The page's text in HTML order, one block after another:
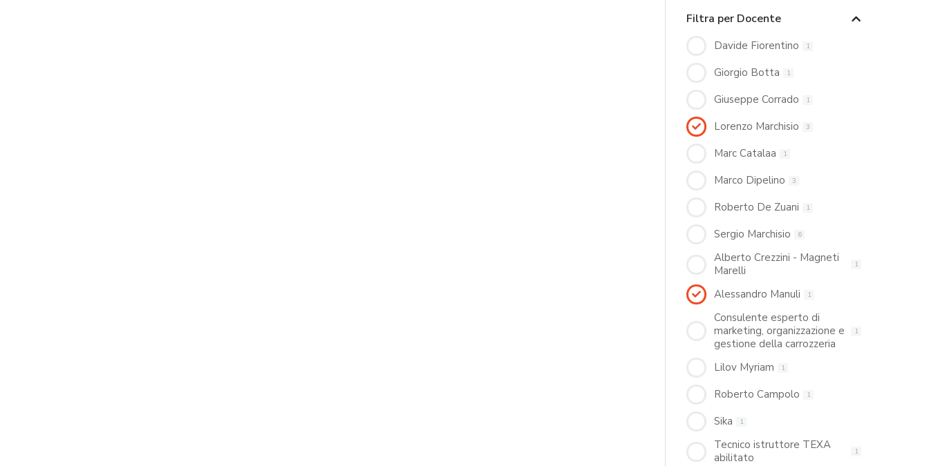
Filtra per Docente
Davide Fiorentino 1
Giorgio Botta 1
Giuseppe Corrado 1
Lorenzo Marchisio 3
Marc Catalaa 1
Marco Dipelino 3
Roberto De Zuani 1
Sergio Marchisio 6
Alberto Crezzini - Magneti
Marelli
1
Alessandro Manuli 1
Consulente esperto di
marketing, organizzazione e
gestione della carrozzeria
1
Lilov Myriam 1
Roberto Campolo 1
Sika 1
Tecnico istruttore TEXA
abilitato
1